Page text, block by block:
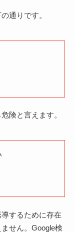
通りです。
険と言えます。
するために存在
せん。Google検